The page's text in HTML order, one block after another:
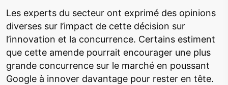
Les experts du secteur ont exprimé des opinions
diverses sur l’impact de cette décision sur
l’innovation et la concurrence. Certains estiment
que cette amende pourrait encourager une plus
grande concurrence sur le marché en poussant
Google à innover davantage pour rester en tête.